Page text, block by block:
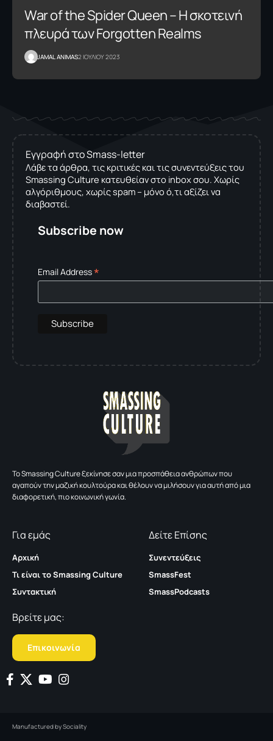
War of the Spider Queen – H σκοτεινή
πλευρά των Forgotten Realms
JAMAL ANIMAS2 ΙΟΥΛΙΟΥ 2023
Εγγραφή στο Smass-letter
Λάβε τα άρθρα, τις κριτικές και τις συνεντεύξεις του
Smassing Culture κατευθείαν στο inbox σου. Χωρίς
αλγόριθμους, χωρίς spam – μόνο ό,τι αξίζει να
διαβαστεί.
Subscribe now
Email Address*
To Smassing Culture ξεκίνησε σαν μια προσπάθεια ανθρώπων που
αγαπούν την μαζική κουλτούρα και θέλουν να μιλήσουν για αυτή από μια
διαφορετική, πιο κοινωνική γωνία.
Για εμάς
Αρχική
Τι είναι το Smassing Culture
Συντακτική
Δείτε Επίσης
Συνεντεύξεις
SmassFest
SmassPodcasts
Βρείτε μας:
Επικοινωνία
Manufactured bySociality